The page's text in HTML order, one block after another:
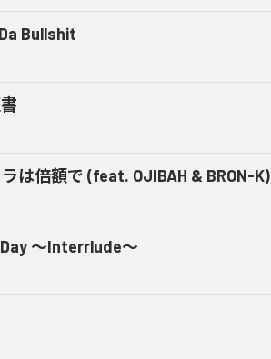
Bullshit
は倍額で (feat. OJIBAH & BRON-K)
Day ～Interrlude～